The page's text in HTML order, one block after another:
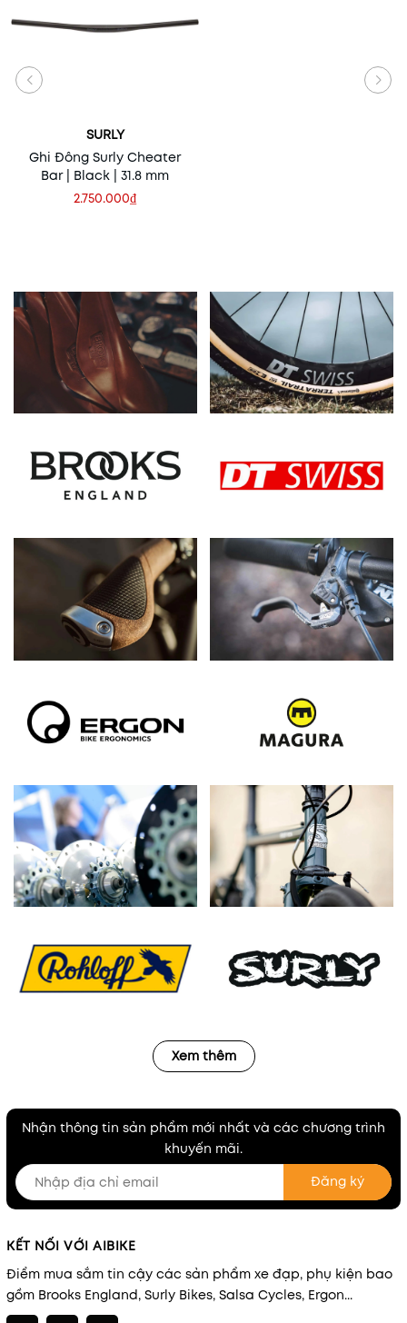
SURLY
Ghi Đông Surly Cheater
Bar | Black | 31.8 mm
2.750.000₫
Xem thêm
Nhận thông tin sản phẩm mới nhất và các chương trình
khuyến mãi.
Đăng ký
KẾT NỐI VỚI AIBIKE
Điểm mua sắm tin cậy các sản phẩm xe đạp, phụ kiện bao
gồm Brooks England, Surly Bikes, Salsa Cycles, Ergon...